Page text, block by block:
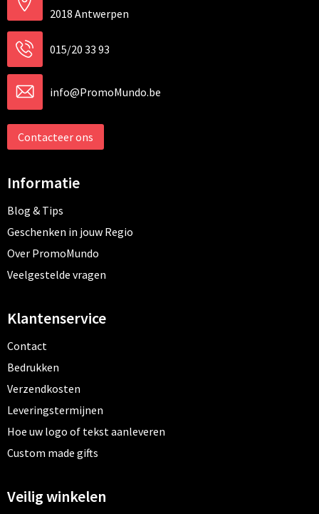
2018 Antwerpen
015/20 33 93
info@PromoMundo.be
Contacteer ons
Informatie
Blog & Tips
Geschenken in jouw Regio
Over PromoMundo
Veelgestelde vragen
Klantenservice
Contact
Bedrukken
Verzendkosten
Leveringstermijnen
Hoe uw logo of tekst aanleveren
Custom made gifts
Veilig winkelen